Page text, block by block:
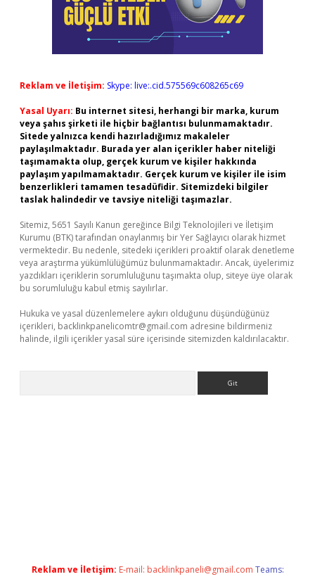
Reklam ve İletişim: Skype: live:.cid.575569c608265c69
Yasal Uyarı: Bu internet sitesi, herhangi bir marka, kurum
veya şahıs şirketi ile hiçbir bağlantısı bulunmamaktadır.
Sitede yalnızca kendi hazırladığımız makaleler
paylaşılmaktadır. Burada yer alan içerikler haber niteliği
taşımamakta olup, gerçek kurum ve kişiler hakkında
paylaşım yapılmamaktadır. Gerçek kurum ve kişiler ile isim
benzerlikleri tamamen tesadüfidir. Sitemizdeki bilgiler
taslak halindedir ve tavsiye niteliği taşımazlar.
Sitemiz, 5651 Sayılı Kanun gereğince Bilgi Teknolojileri ve İletişim
Kurumu (BTK) tarafından onaylanmış bir Yer Sağlayıcı olarak hizmet
vermektedir. Bu nedenle, sitedeki içerikleri proaktif olarak denetleme
veya araştırma yükümlülüğümüz bulunmamaktadır. Ancak, üyelerimiz
yazdıkları içeriklerin sorumluluğunu taşımakta olup, siteye üye olarak
bu sorumluluğu kabul etmiş sayılırlar.
Hukuka ve yasal düzenlemelere aykırı olduğunu düşündüğünüz
içerikleri, backlinkpanelicomtr@gmail.com adresine bildirmeniz
halinde, ilgili içerikler yasal süre içerisinde sitemizden kaldırılacaktır.
Reklam ve İletişim: E-mail: backlinkpaneli@gmail.com Teams: